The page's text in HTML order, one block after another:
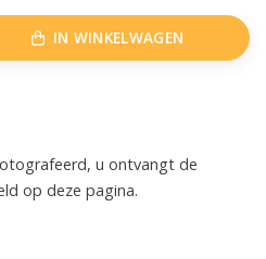
IN WINKELWAGEN
u ontvangt de
op deze pagina.